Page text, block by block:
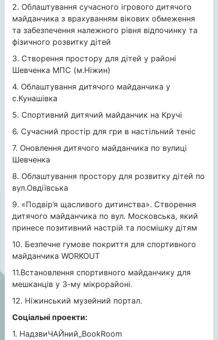
2. Облаштування сучасного ігрового дитячого
майданчика з врахуванням вікових обмеження
та забезпечення належного рівня відпочинку та
фізичного розвитку дітей
3. Створення простору для дітей у районі
Шевченка МПС (м.Ніжин)
4. Облаштування дитячого майданчика у
с.Кунашівка
5. Спортивний дитячий майданчик на Кручі
6. Сучасний простір для гри в настільний теніс
7. Оновлення дитячого майданчика по вулиці
Шевченка
8. Облаштування простору для розвитку дітей по
вул.Овдіївська
9. «Подвір’я щасливого дитинства». Створення
дитячого майданчика по вул. Московська, який
принесе позитивний настрій та посмішку дітям
10. Безпечне гумове покриття для спортивного
майданчика WORKOUT
11.Встановлення спортивного майданчику для
мешканців у 3-му мікрорайоні.
12. Ніжинський музейний портал.
Соціальні проекти:
1. НадзвиЧАЙний_BookRoom